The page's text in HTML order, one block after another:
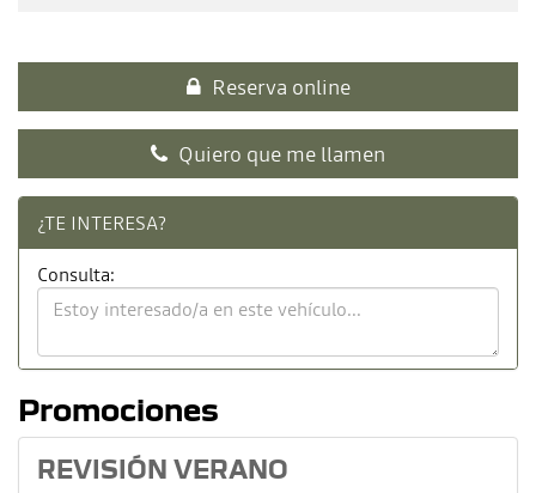
Reserva online
Quiero que me llamen
¿TE INTERESA?
Consulta:
Promociones
REVISIÓN VERANO